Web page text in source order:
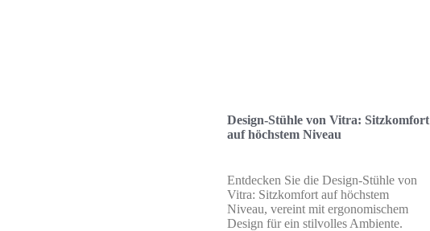
Design-Stühle von Vitra: Sitzkomfort
auf höchstem Niveau
Entdecken Sie die Design-Stühle von
Vitra: Sitzkomfort auf höchstem
Niveau, vereint mit ergonomischem
Design für ein stilvolles Ambiente.